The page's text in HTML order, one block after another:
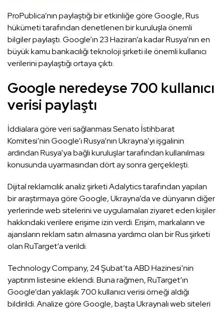
ProPublica’nın paylaştığı bir etkinliğe göre Google, Rus
hükümeti tarafından denetlenen bir kuruluşla önemli
bilgiler paylaştı. Google’ın 23 Haziran’a kadar Rusya’nın en
büyük kamu bankacılığı teknoloji şirketi ile önemli kullanıcı
verilerini paylaştığı ortaya çıktı.
Google neredeyse 700 kullanıcı
verisi paylaştı
İddialara göre veri sağlanması Senato İstihbarat
Komitesi’nin Google’ı Rusya’nın Ukrayna’yı işgalinin
ardından Rusya’ya bağlı kuruluşlar tarafından kullanılması
konusunda uyarmasından dört ay sonra gerçekleşti.
Dijital reklamcılık analiz şirketi Adalytics tarafından yapılan
bir araştırmaya göre Google, Ukrayna’da ve dünyanın diğer
yerlerinde web sitelerini ve uygulamaları ziyaret eden kişiler
hakkındaki verilere erişime izin verdi. Erişim, markaların ve
ajansların reklam satın almasına yardımcı olan bir Rus şirketi
olan RuTarget’a verildi.
Technology Company, 24 Şubat’ta ABD Hazinesi’nin
yaptırım listesine eklendi. Buna rağmen, RuTarget’ın
Google’dan yaklaşık 700 kullanıcı verisi örneği aldığı
bildirildi. Analize göre Google, başta Ukraynalı web siteleri